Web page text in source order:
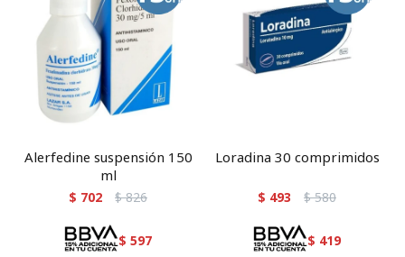
Alerfedine suspensión 150
ml
$ 702 $ 826
$ 597
Loradina 30 comprimidos
$ 493 $ 580
$ 419